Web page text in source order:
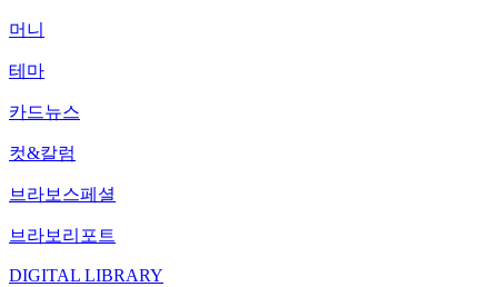
머니
테마
카드뉴스
컷&칼럼
브라보스페셜
브라보리포트
DIGITAL LIBRARY